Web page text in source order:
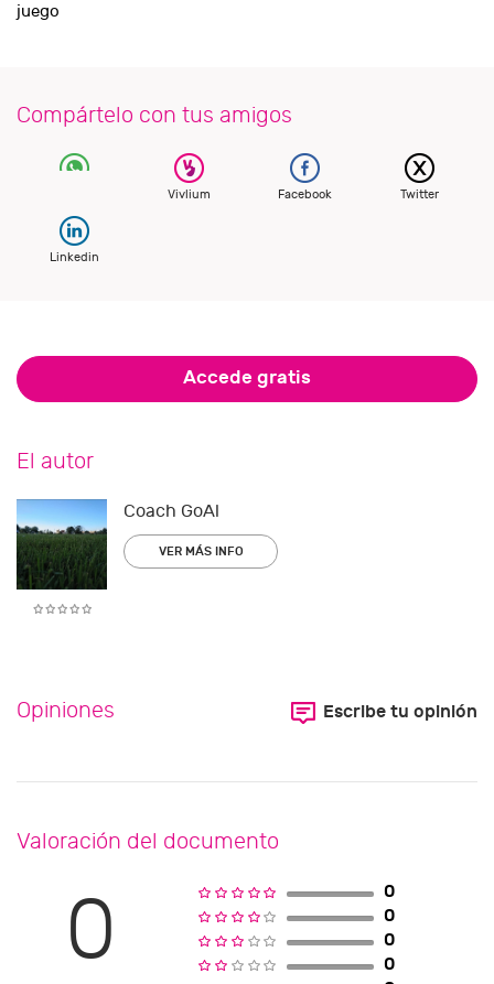
juego
Compártelo con tus amigos
Vivlium Facebook Twitter
Linkedin
Accede gratis
El autor
Coach GoAl
VER MÁS INFO
Opiniones Escribe tu opinión
Valoración del documento
0
0
0
0
0